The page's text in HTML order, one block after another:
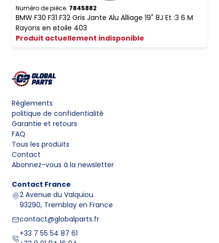
Numéro de pièce. 7845882
BMW F30 F31 F32 Gris Jante Alu Alliage 19" 8J Et :3 6 M
Rayons en etoile 403
Produit actuellement indisponible
Règlements
politique de confidentialité
Garantie et retours
FAQ
Tous les produits
Contact
Abonnez-vous à la newsletter
Contact France
2 Avenue du Valquiou
93290, Tremblay en France
contact@globalparts.fr
+33 7 55 54 87 61